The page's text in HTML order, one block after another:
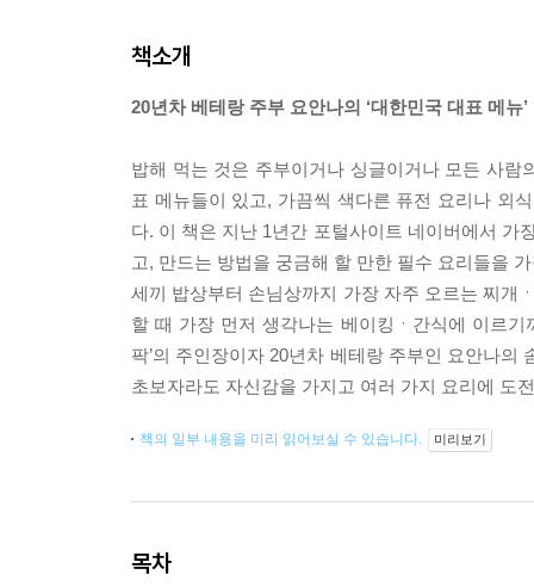
책소개
20년차 베테랑 주부 요안나의 ‘대한민국 대표 메뉴’
밥해 먹는 것은 주부이거나 싱글이거나 모든 사
표 메뉴들이 있고, 가끔씩 색다른 퓨전 요리나 외
다. 이 책은 지난 1년간 포털사이트 네이버에서 가
고, 만드는 방법을 궁금해 할 만한 필수 요리들을
세끼 밥상부터 손님상까지 가장 자주 오르는 찌개
할 때 가장 먼저 생각나는 베이킹ㆍ간식에 이르
팍’의 주인장이자 20년차 베테랑 주부인 요안나
초보자라도 자신감을 가지고 여러 가지 요리에 도
책의 일부 내용을 미리 읽어보실 수 있습니다. 미리보기
목차